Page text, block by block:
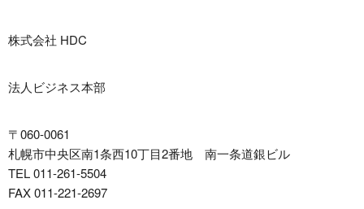
株式会社 HDC
法人ビジネス本部
〒060-0061
札幌市中央区南1条西10丁目2番地 南一条道銀ビル
011-261-5504
011-221-2697